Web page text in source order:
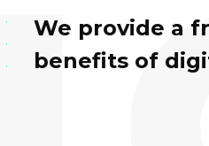
We provide a
benefits of